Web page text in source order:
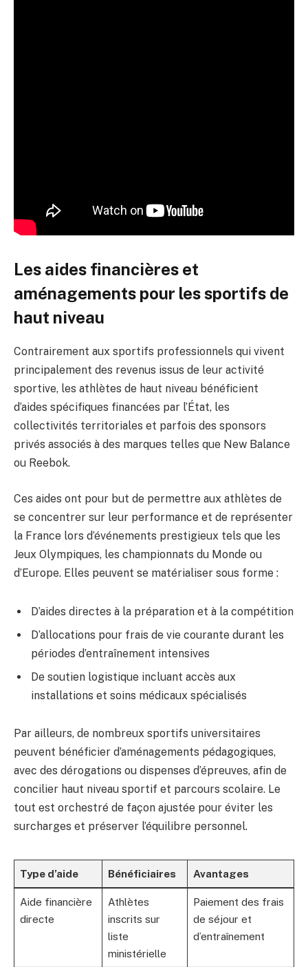
Les aides financières et
aménagements pour les sportifs de
haut niveau
Contrairement aux sportifs professionnels qui vivent
principalement des revenus issus de leur activité
sportive, les athlètes de haut niveau bénéficient
d’aides spécifiques financées par l’État, les
collectivités territoriales et parfois des sponsors
privés associés à des marques telles que New Balance
ou Reebok.
Ces aides ont pour but de permettre aux athlètes de
se concentrer sur leur performance et de représenter
la France lors d’événements prestigieux tels que les
Jeux Olympiques, les championnats du Monde ou
d’Europe. Elles peuvent se matérialiser sous forme :
D’aides directes à la préparation et à la compétition
D’allocations pour frais de vie courante durant les
périodes d’entraînement intensives
De soutien logistique incluant accès aux
installations et soins médicaux spécialisés
Par ailleurs, de nombreux sportifs universitaires
peuvent bénéficier d’aménagements pédagogiques,
avec des dérogations ou dispenses d’épreuves, afin de
concilier haut niveau sportif et parcours scolaire. Le
tout est orchestré de façon ajustée pour éviter les
surcharges et préserver l’équilibre personnel.
Type d’aide Bénéficiaires Avantages
Aide financière
directe
Athlètes
inscrits sur
liste
ministérielle
Paiement des frais
de séjour et
d’entraînement